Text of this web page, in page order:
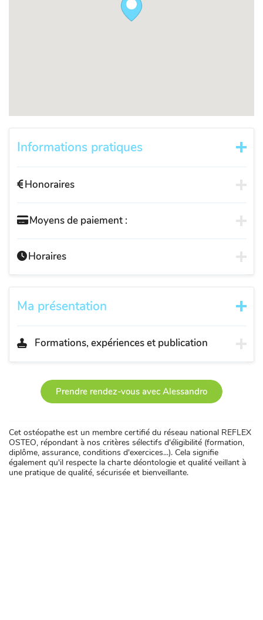
Informations pratiques
Honoraires
Moyens de paiement :
Horaires
Ma présentation
Formations, expériences et publication
Prendre rendez-vous avec Alessandro
Cet ostéopathe est un membre certifié du réseau national REFLEX
OSTEO, répondant à nos critères sélectifs d'éligibilité (formation,
diplôme, assurance, conditions d'exercices...). Cela signifie
également qu'il respecte la charte déontologie et qualité veillant à
une pratique de qualité, sécurisée et bienveillante.